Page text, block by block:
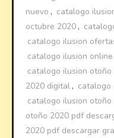
nuevo , catalogo
octubre 2020 ,
catalogo ilusion
catalogo ilusion
catalogo ilusion otoño
2020 digital , catalogo
catalogo ilusion
otoño 2020 pdf
2020 pdf descargar